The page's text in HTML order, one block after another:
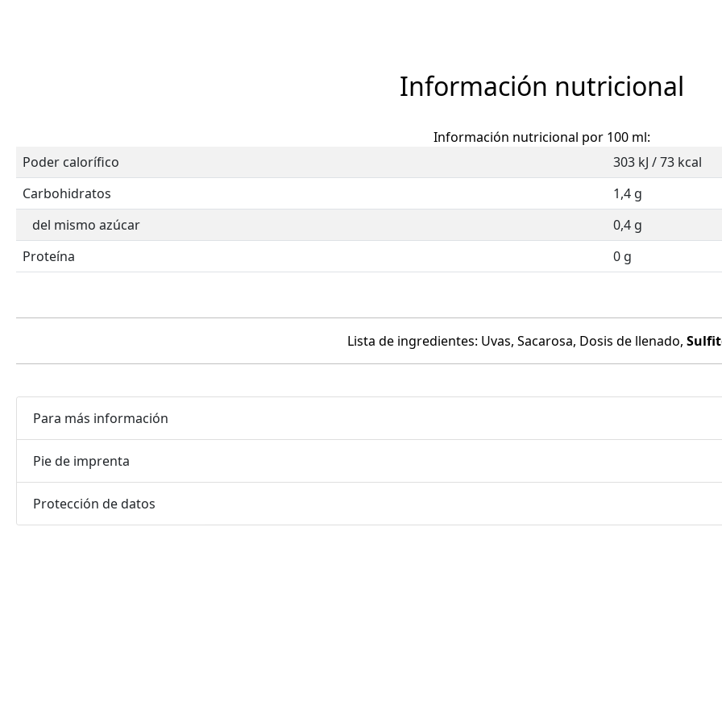
Información nutricional
Información nutricional por 100 ml:
Poder calorífico
303 kJ / 73 kcal
Carbohidratos
1,4 g
del mismo azúcar
0,4 g
Proteína
0 g
Lista de ingredientes: Uvas, Sacarosa, Dosis de llenado,
Para más información
Pie de imprenta
Protección de datos